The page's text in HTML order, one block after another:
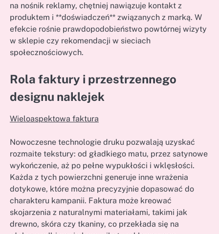
na nośnik reklamy, chętniej nawiązuje kontakt z
produktem i **doświadczeń** związanych z marką. W
efekcie rośnie prawdopodobieństwo powtórnej wizyty
w sklepie czy rekomendacji w sieciach
społecznościowych.
Rola faktury i przestrzennego
designu naklejek
Wieloaspektowa faktura
Nowoczesne technologie druku pozwalają uzyskać
rozmaite tekstury: od gładkiego matu, przez satynowe
wykończenie, aż po pełne wypukłości i wklęsłości.
Każda z tych powierzchni generuje inne wrażenia
dotykowe, które można precyzyjnie dopasować do
charakteru kampanii. Faktura może kreować
skojarzenia z naturalnymi materiałami, takimi jak
drewno, skóra czy tkaniny, co przekłada się na